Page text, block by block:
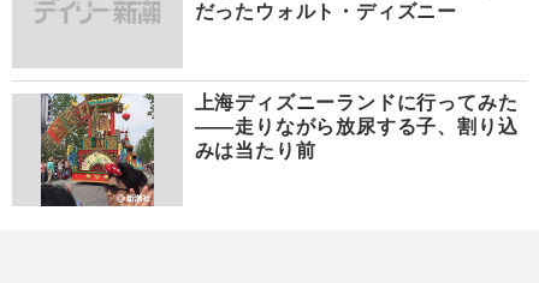
だったウォルト・ディズニー
上海ディズニーランドに行ってみた
――走りながら放尿する子、割り込
みは当たり前